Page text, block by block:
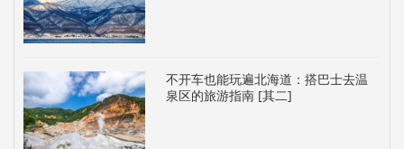
不开车也能玩遍北海道：搭巴士去温
泉区的旅游指南 [其二]